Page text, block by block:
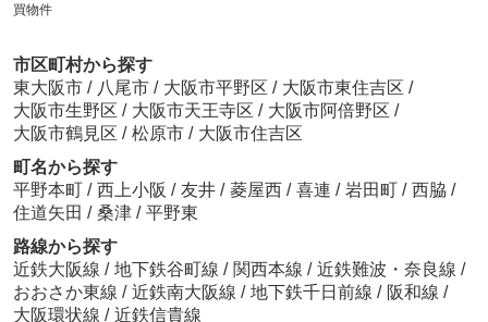
買物件
市区町村から探す
東大阪市 / 八尾市 / 大阪市平野区 / 大阪市東住吉区 /
大阪市生野区 / 大阪市天王寺区 / 大阪市阿倍野区 /
大阪市鶴見区 / 松原市 / 大阪市住吉区
町名から探す
平野本町 / 西上小阪 / 友井 / 菱屋西 / 喜連 / 岩田町 / 西脇 /
住道矢田 / 桑津 / 平野東
路線から探す
近鉄大阪線 / 地下鉄谷町線 / 関西本線 / 近鉄難波・奈良線 /
おおさか東線 / 近鉄南大阪線 / 地下鉄千日前線 / 阪和線 /
大阪環状線 / 近鉄信貴線